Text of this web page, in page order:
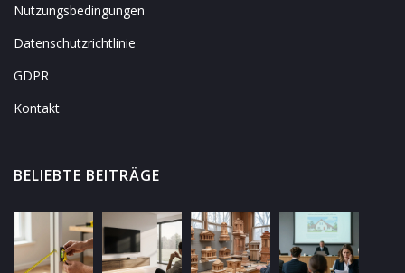
Nutzungsbedingungen
Datenschutzrichtlinie
GDPR
Kontakt
BELIEBTE BEITRÄGE